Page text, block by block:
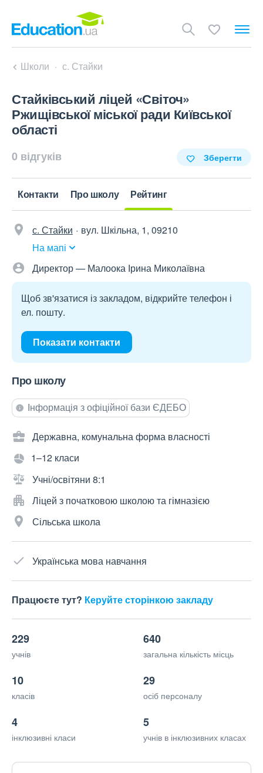
Школи с. Стайки
Стайківський ліцей «Світоч»
Ржищівської міської ради Київської
області
0 відгуків Зберегти
Контакти Про школу Рейтинг
с. Стайки
вул. Шкільна, 1, 09210
На мапі
Директор — Малоока Ірина Миколаївна
Щоб зв'язатися із закладом, відкрийте телефон і
ел. пошту.
Показати контакти
Про школу
Інформація з офіційної бази ЄДЕБО
Державна, комунальна форма власності
1–12 класи
Учні/освітяни 8:1
Ліцей з початковою школою та гімназією
Сільська школа
Українська мова навчання
Працюєте тут? Керуйте сторінкою закладу
229
учнів
640
загальна кількість місць
10
класів
29
осіб персоналу
4
інклюзивні класи
5
учнів в інклюзивних класах